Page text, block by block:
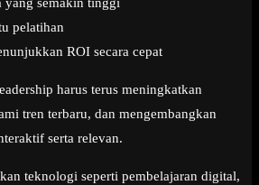
pelatihan
ROI secara cepat
harus terus meningkatkan
tren terbaru, dan mengembangkan
serta relevan.
teknologi seperti pembelajaran digital,